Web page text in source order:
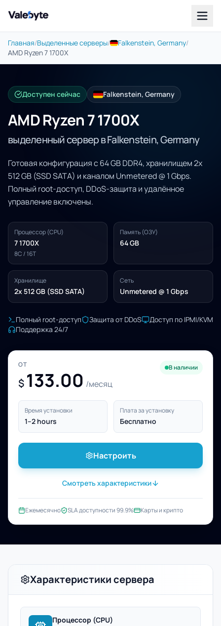
Valebyte
Главная/Выделенные серверы/ Falkenstein, Germany/
AMD Ryzen 7 1700X
Доступен сейчас Falkenstein, Germany
AMD Ryzen 7 1700X
выделенный сервер в Falkenstein, Germany
Готовая конфигурация с 64 GB DDR4, хранилищем 2x
512 GB (SSD SATA) и каналом Unmetered @ 1 Gbps.
Полный root-доступ, DDoS-защита и удалённое
управление включены.
Процессор (CPU)
7 1700X
8C / 16T
Память (ОЗУ)
64 GB
Хранилище
2x 512 GB (SSD SATA)
Сеть
Unmetered @ 1 Gbps
Полный root-доступ Защита от DDoS
Доступ по IPMI/KVM
Поддержка 24/7
ОТ
$ 133.00 /месяц
В наличии
Время установки
1–2 hours
Плата за установку
Бесплатно
Настроить
Смотреть характеристики
Ежемесячно SLA доступности 99.9% Карты и крипто
Характеристики сервера
Процессор (CPU)